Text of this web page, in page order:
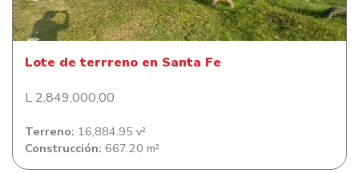
Lote de terrreno en Santa Fe
L 2,849,000.00
Terreno: 16,884.95 v²
Construcción: 667.20 m²